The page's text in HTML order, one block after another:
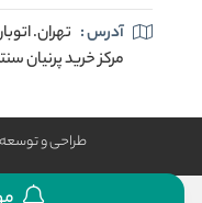
آدرس : تهران.
مرکز خرید پرنیان سنتر.
طراحی و